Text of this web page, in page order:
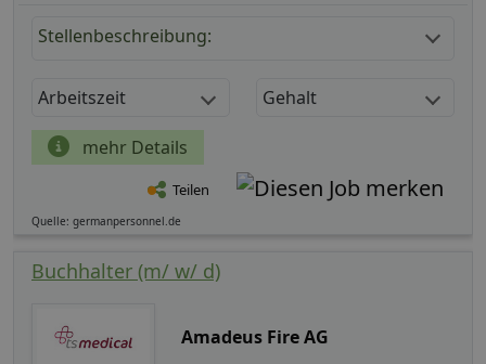
Stellenbeschreibung:
Arbeitszeit Gehalt
mehr Details
Teilen
Quelle: germanpersonnel.de
Buchhalter (m/ w/ d)
Amadeus Fire AG